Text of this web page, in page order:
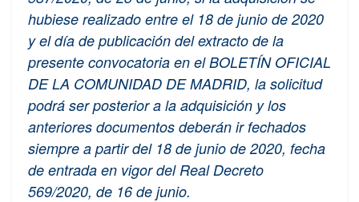
hubiese realizado entre el 18 de junio de 2020
y el día de publicación del extracto de la
presente convocatoria en el BOLETÍN OFICIAL
DE LA COMUNIDAD DE MADRID, la solicitud
podrá ser posterior a la adquisición y los
anteriores documentos deberán ir fechados
siempre a partir del 18 de junio de 2020, fecha
de entrada en vigor del Real Decreto
569/2020, de 16 de junio.